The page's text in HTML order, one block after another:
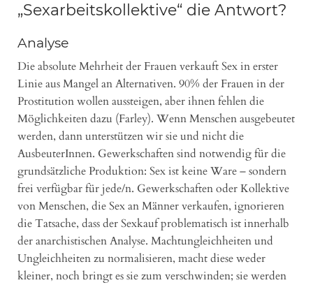
„Sexarbeitskollektive“ die Antwort?
Analyse
Die absolute Mehrheit der Frauen verkauft Sex in erster
Linie aus Mangel an Alternativen. 90% der Frauen in der
Prostitution wollen aussteigen, aber ihnen fehlen die
Möglichkeiten dazu (Farley). Wenn Menschen ausgebeutet
werden, dann unterstützen wir sie und nicht die
AusbeuterInnen. Gewerkschaften sind notwendig für die
grundsätzliche Produktion: Sex ist keine Ware – sondern
frei verfügbar für jede/n. Gewerkschaften oder Kollektive
von Menschen, die Sex an Männer verkaufen, ignorieren
die Tatsache, dass der Sexkauf problematisch ist innerhalb
der anarchistischen Analyse. Machtungleichheiten und
Ungleichheiten zu normalisieren, macht diese weder
kleiner, noch bringt es sie zum verschwinden; sie werden